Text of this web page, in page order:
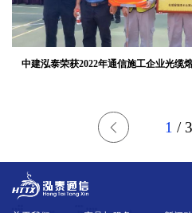
中建泓泰荣获2022年通信施工企业光缆
1 / 3